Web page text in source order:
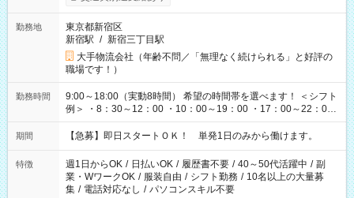
勤務地
東京都新宿区
新宿駅 / 新宿三丁目駅
大手物流会社（年齢不問／「無理なく続けられる」と好評の
職場です！）
勤務時間
9:00～18:00（実動8時間） 希望の時間帯を選べます！ ＜シフト
例＞ ・8：30～12：00 ・10：00～19：00 ・17：00～22：00
・13：00～22：00 ・22：00～翌6：00 など
期間 【急募】即日スタートＯＫ！ 単発1日のみから働けます。
特徴 週1日からOK / 日払いOK / 履歴書不要 / 40～50代活躍中 / 副
業・WワークOK / 服装自由 / シフト勤務 / 10名以上の大量募
集 / 電話対応なし / パソコンスキル不要